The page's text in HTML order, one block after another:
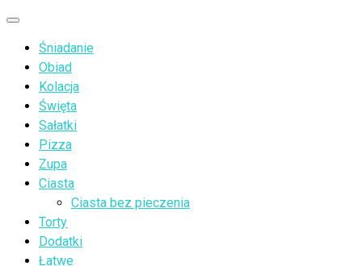
Przejdź
treści
Menu
Śniadanie
Obiad
Kolacja
Święta
Sałatki
Pizza
Zupa
Ciasta
Ciasta bez pieczenia
Torty
Dodatki
Łatwe